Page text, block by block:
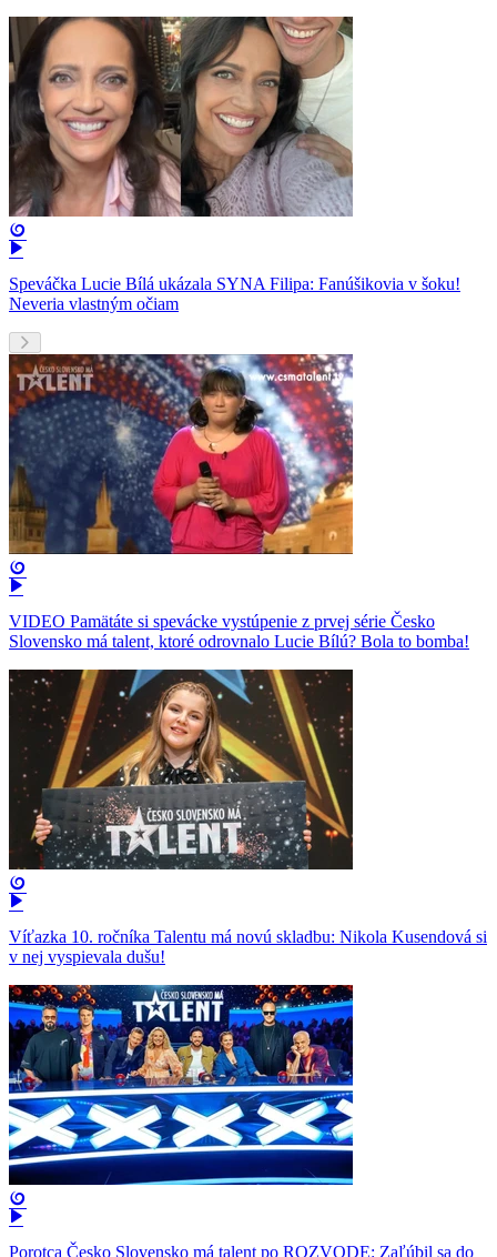
Speváčka Lucie Bílá ukázala SYNA Filipa: Fanúšikovia v šoku!
Neveria vlastným očiam
VIDEO Pamätáte si spevácke vystúpenie z prvej série Česko
Slovensko má talent, ktoré odrovnalo Lucie Bílú? Bola to bomba!
Víťazka 10. ročníka Talentu má novú skladbu: Nikola Kusendová si
v nej vyspievala dušu!
Porotca Česko Slovensko má talent po ROZVODE: Zaľúbil sa do